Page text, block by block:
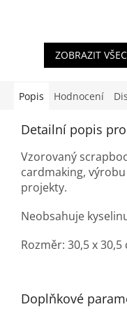
ZOBRAZIT
Popis Hodnocení
Detailní popis
Vzorovaný
cardmaking,
projekty.
Neobsahuje
Rozměr: 30,5 x 30,5
Doplňkové